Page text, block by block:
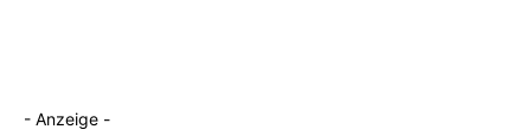
- Anzeige -